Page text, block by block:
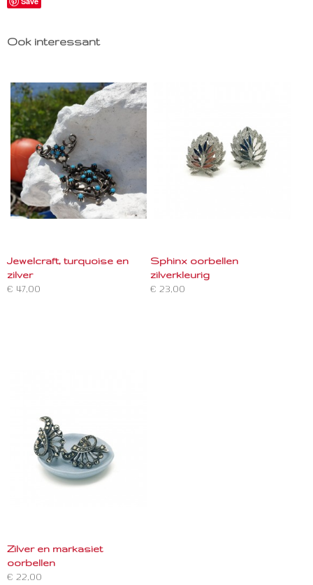
Ook interessant
Jewelcraft, turquoise en
zilver
€ 47,00
Sphinx oorbellen
zilverkleurig
€ 23,00
Zilver en markasiet
oorbellen
€ 22,00